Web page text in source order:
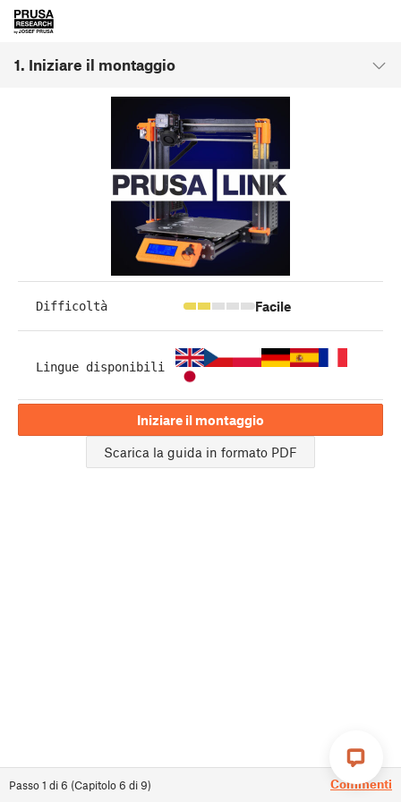
1. Iniziare il montaggio
Passo1 di6 (Capitolo6 di9) Commenti
Difficoltà Facile
Lingue disponibili
Iniziare il montaggio
Scarica la guida in formato PDF